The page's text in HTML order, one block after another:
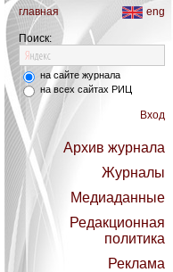
главная eng
Поиск:
на сайте журнала
на всех сайтах РИЦ
Вход
Архив журнала
Журналы
Медиаданные
Редакционная
политика
Реклама